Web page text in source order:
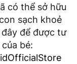
có thể sở hữu
sạch khoẻ
để được tư
bé: